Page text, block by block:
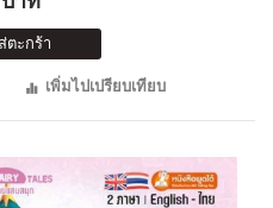
ตะกร้า
เพิ่มไปเปรียบเทียบ